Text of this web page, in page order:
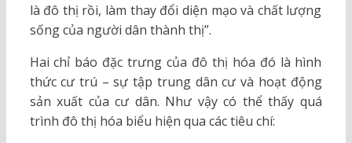
là đô thị rồi, làm thay đổi diện mạo và chất lượng
sống của người dân thành thị”.
Hai chỉ báo đặc trưng của đô thị hóa đó là hình
thức cư trú – sự tập trung dân cư và hoạt động
sản xuất của cư dân. Như vậy có thể thấy quá
trình đô thị hóa biểu hiện qua các tiêu chí: